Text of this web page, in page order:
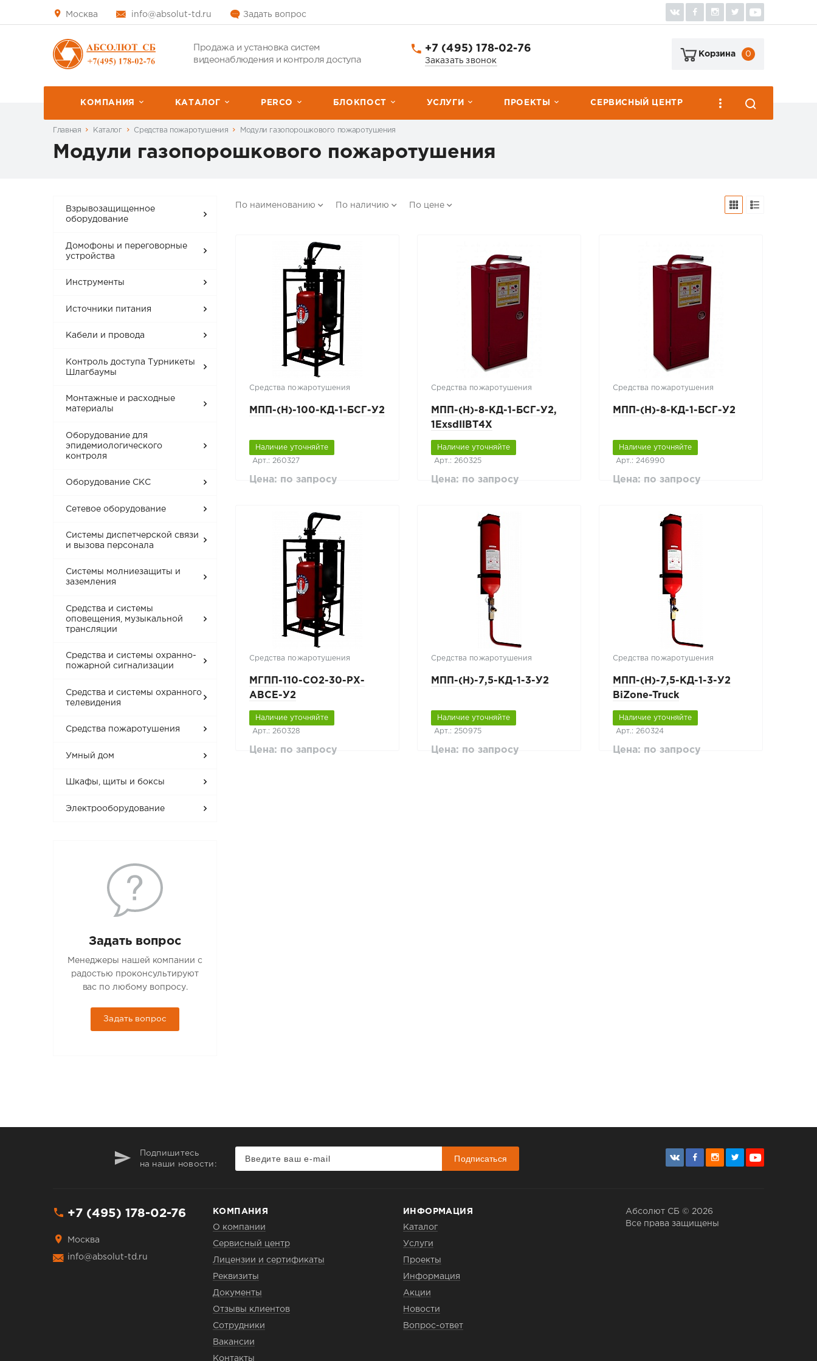
Москва info@absolut-td.ru Задать вопрос
Продажа и установка систем
видеонаблюдения и контроля доступа
+7 (495) 178-02-76
Заказать звонок
Корзина 0
КОМПАНИЯ КАТАЛОГ PERCО БЛОКПОСТ УСЛУГИ ПРОЕКТЫ СЕРВИСНЫЙ ЦЕНТР
Главная Каталог Средства пожаротушения Модули газопорошкового пожаротушения
Модули газопорошкового пожаротушения
Взрывозащищенное
оборудование
Домофоны и переговорные
устройства
Инструменты
Источники питания
Кабели и провода
Контроль доступа Турникеты
Шлагбаумы
Монтажные и расходные
материалы
Оборудование для
эпидемиологического
контроля
Оборудование СКС
Сетевое оборудование
Системы диспетчерской связи
и вызова персонала
Системы молниезащиты и
заземления
Средства и системы
оповещения, музыкальной
трансляции
Средства и системы охранно-
пожарной сигнализации
Средства и системы охранного
телевидения
Средства пожаротушения
Умный дом
Шкафы, щиты и боксы
Электрооборудование
Задать вопрос
Менеджеры нашей компании с
радостью проконсультируют
вас по любому вопросу.
Задать вопрос
По наименованию По наличию По цене
Средства пожаротушения
МПП-(Н)-100-КД-1-БСГ-У2
Наличие уточняйте
Арт.: 260327
Цена: по запросу
Средства пожаротушения
МПП-(Н)-8-КД-1-БСГ-У2,
1ЕхsdIIBT4X
Наличие уточняйте
Арт.: 260325
Цена: по запросу
Средства пожаротушения
МПП-(Н)-8-КД-1-БСГ-У2
Наличие уточняйте
Арт.: 246990
Цена: по запросу
Средства пожаротушения
МГПП-110-СО2-30-РХ-
АВСЕ-У2
Наличие уточняйте
Арт.: 260328
Цена: по запросу
Средства пожаротушения
МПП-(Н)-7,5-КД-1-3-У2
Наличие уточняйте
Арт.: 250975
Цена: по запросу
Средства пожаротушения
МПП-(Н)-7,5-КД-1-3-У2
BiZone-Truck
Наличие уточняйте
Арт.: 260324
Цена: по запросу
Подпишитесь
на наши новости:
Подписаться
+7 (495) 178-02-76
Москва
info@absolut-td.ru
КОМПАНИЯ
О компании
Сервисный центр
Лицензии и сертификаты
Реквизиты
Документы
Отзывы клиентов
Сотрудники
Вакансии
Контакты
ИНФОРМАЦИЯ
Каталог
Услуги
Проекты
Информация
Акции
Новости
Вопрос-ответ
Абсолют СБ © 2026
Все права защищены